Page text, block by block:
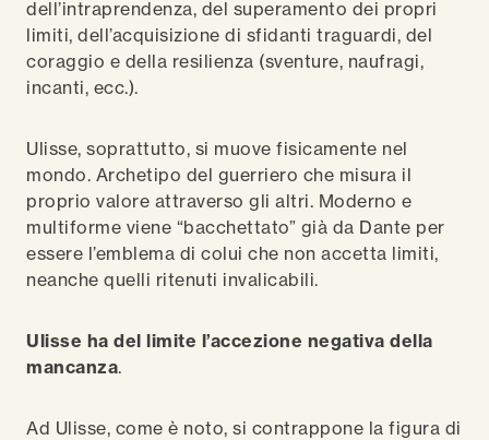
dell’intraprendenza, del superamento dei propri
limiti, dell’acquisizione di sfidanti traguardi, del
coraggio e della resilienza (sventure, naufragi,
incanti, ecc.).
Ulisse, soprattutto, si muove fisicamente nel
mondo. Archetipo del guerriero che misura il
proprio valore attraverso gli altri. Moderno e
multiforme viene “bacchettato” già da Dante per
essere l’emblema di colui che non accetta limiti,
neanche quelli ritenuti invalicabili.
Ulisse ha del limite l’accezione negativa della
mancanza.
Ad Ulisse, come è noto, si contrappone la figura di